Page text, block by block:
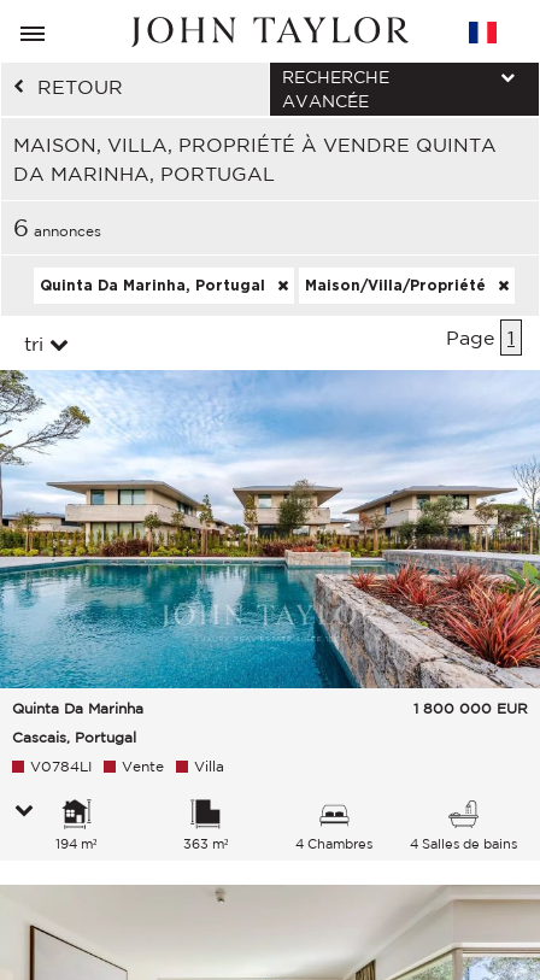
RETOUR
MAISON, VILLA, PROPRIÉTÉ À VENDRE QUINTA
DA MARINHA, PORTUGAL
RECHERCHE
AVANCÉE
6 annonces
Quinta Da Marinha, Portugal Maison/Villa/Propriété
tri Page 1
Quinta Da Marinha
Cascais, Portugal
1 800 000 EUR
V0784LI Vente Villa
194 m² 363 m² 4 Chambres 4 Salles de bains